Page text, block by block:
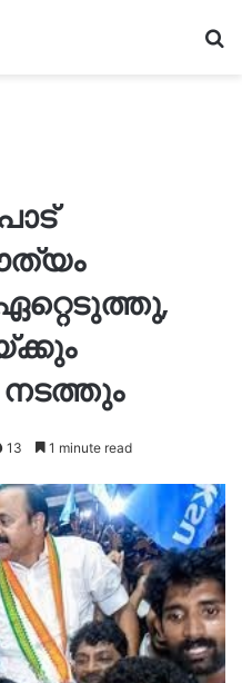
നടത്തും
13 1 minute read